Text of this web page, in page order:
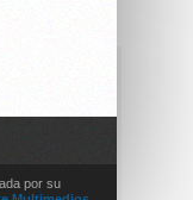
por su